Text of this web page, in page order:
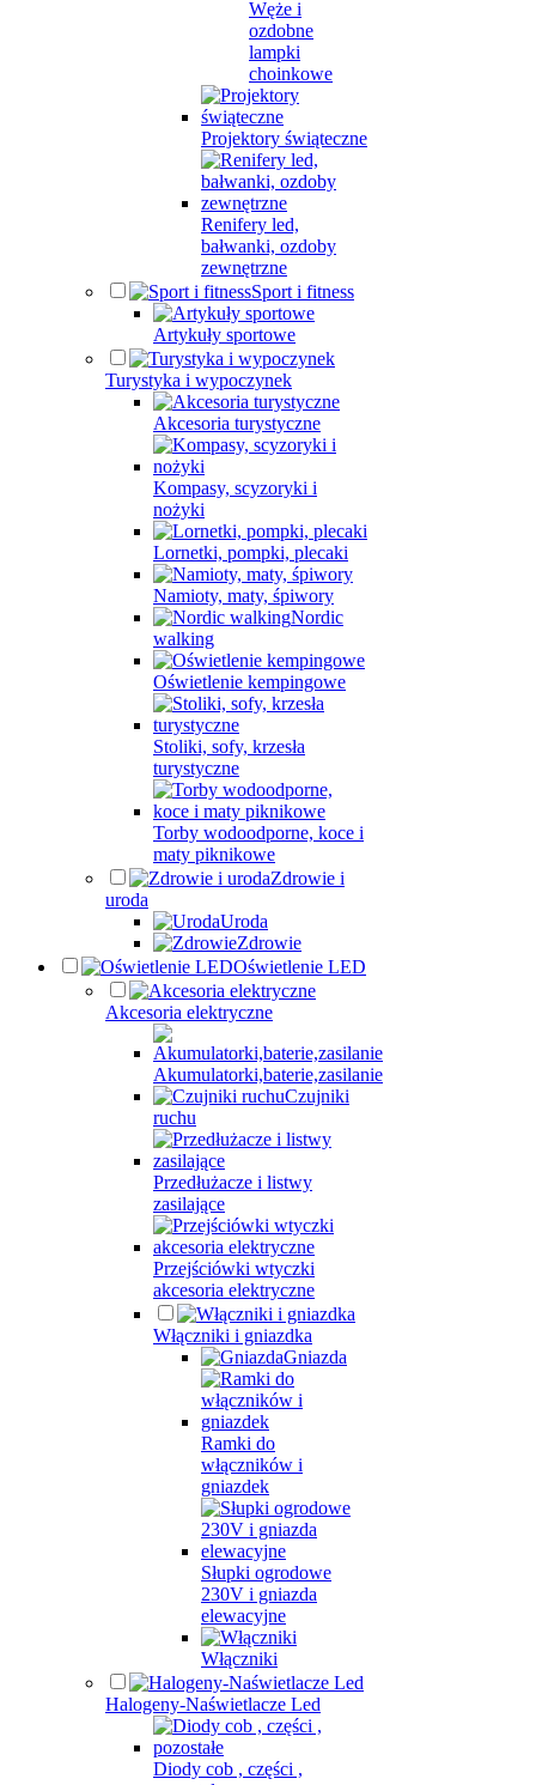
Węże i
ozdobne
lampki
choinkowe
Projektory świąteczne
Renifery led,
bałwanki, ozdoby
zewnętrzne
Sport i fitness
Artykuły sportowe
Turystyka i wypoczynek
Akcesoria turystyczne
Kompasy, scyzoryki i
nożyki
Lornetki, pompki, plecaki
Namioty, maty, śpiwory
Nordic
walking
Oświetlenie kempingowe
Stoliki, sofy, krzesła
turystyczne
Torby wodoodporne, koce i
maty piknikowe
Zdrowie i
uroda
Uroda
Zdrowie
Oświetlenie LED
Akcesoria elektryczne
Akumulatorki,baterie,zasilanie
Czujniki
ruchu
Przedłużacze i listwy
zasilające
Przejściówki wtyczki
akcesoria elektryczne
Włączniki i gniazdka
Gniazda
Ramki do
włączników i
gniazdek
Słupki ogrodowe
230V i gniazda
elewacyjne
Włączniki
Halogeny-Naświetlacze Led
Diody cob , części ,